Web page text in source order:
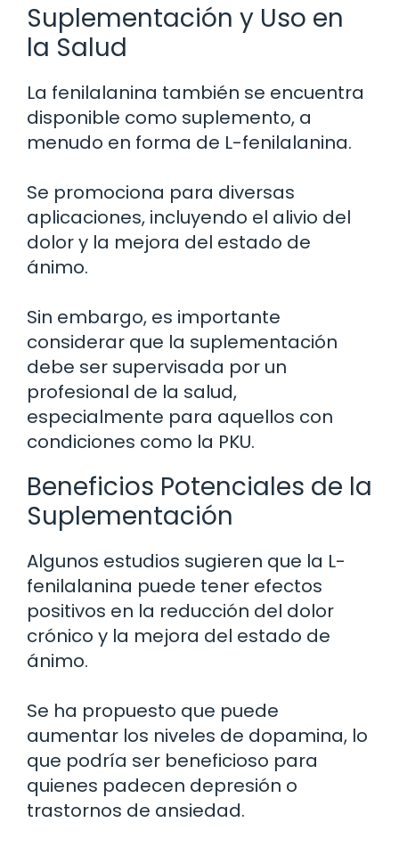
Suplementación y Uso en
la Salud
La fenilalanina también se encuentra
disponible como suplemento, a
menudo en forma de L-fenilalanina.
Se promociona para diversas
aplicaciones, incluyendo el alivio del
dolor y la mejora del estado de
ánimo.
Sin embargo, es importante
considerar que la suplementación
debe ser supervisada por un
profesional de la salud,
especialmente para aquellos con
condiciones como la PKU.
Beneficios Potenciales de la
Suplementación
Algunos estudios sugieren que la L-
fenilalanina puede tener efectos
positivos en la reducción del dolor
crónico y la mejora del estado de
ánimo.
Se ha propuesto que puede
aumentar los niveles de dopamina, lo
que podría ser beneficioso para
quienes padecen depresión o
trastornos de ansiedad.